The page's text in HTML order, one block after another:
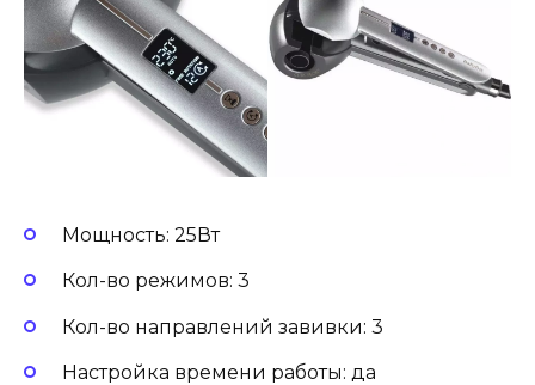
Мощность: 25Вт
Кол-во режимов: 3
Кол-во направлений завивки: 3
Настройка времени работы: да